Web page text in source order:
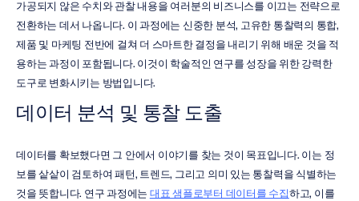
가공되지 않은 수치와 관찰 내용을 여러분의 비즈니스를 이끄는 전략으로
전환하는 데서 나옵니다. 이 과정에는 신중한 분석, 고유한 통찰력의 통합,
제품 및 마케팅 전반에 걸쳐 더 스마트한 결정을 내리기 위해 배운 것을 적
용하는 과정이 포함됩니다. 이것이 학술적인 연구를 성장을 위한 강력한
도구로 변화시키는 방법입니다.
데이터 분석 및 통찰 도출
데이터를 확보했다면 그 안에서 이야기를 찾는 것이 목표입니다. 이는 정
보를 샅샅이 검토하여 패턴, 트렌드, 그리고 의미 있는 통찰력을 식별하는
것을 뜻합니다. 연구 과정에는 대표 샘플로부터 데이터를 수집하고, 이를